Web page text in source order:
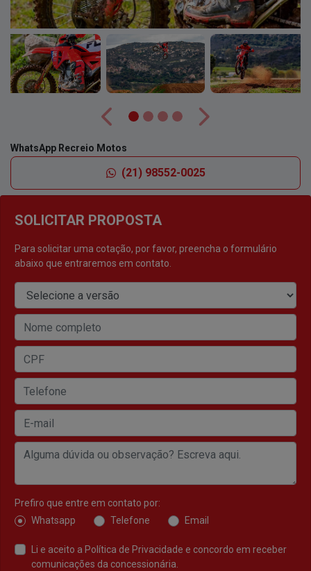
SOLICITAR PROPOSTA
Para solicitar uma cotação, por favor, preencha o formulário
abaixo que entraremos em contato.
Prefiro que entre em contato por:
Whatsapp
Telefone Email
Li e aceito a Política de Privacidade e concordo em receber
comunicações da concessionária.
Anterior Próximo
WhatsApp Recreio Motos
(21) 98552-0025